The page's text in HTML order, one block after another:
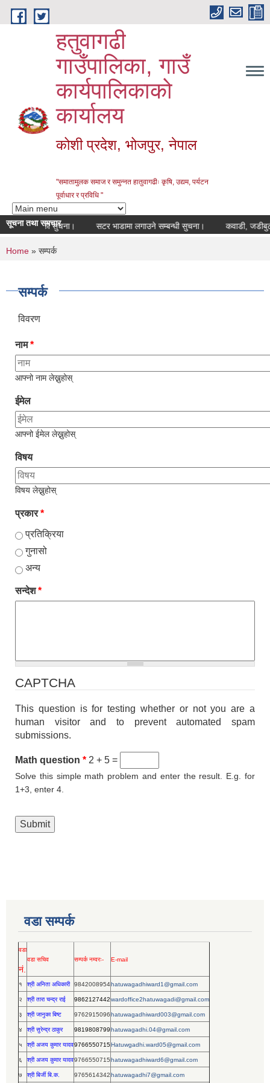
Skip to main content
हतुवागढी
गाउँपालिका, गाउँ
कार्यपालिकाको
कार्यालय
कोशी प्रदेश, भोजपुर, नेपाल
"समातामुलक समाज र समुन्नत हातुवागढीः कृषि, उद्यम, पर्यटन
पूर्वाधार र प्रविधि "
सूचना तथा समचार
आषयको सुचना। सटर भाडामा लगाउने सम्बन्धी सुचना। कवाडी, जडीबुटी
You are here
Home » सम्पर्क
सम्पर्क
विवरण
नाम*
आफ्नो नाम लेख्नुहोस्
ईमेल
आफ्नो ईमेल लेख्नुहोस्
विषय
विषय लेख्नुहोस्
प्रकार*
प्रतिक्रिया
गुनासो
अन्य
सन्देश*
CAPTCHA
This question is for testing whether or not you are a
human visitor and to prevent automated spam
submissions.
Math question * 2 + 5 =
Solve this simple math problem and enter the result. E.g. for
1+3, enter 4.
वडा सम्पर्क
वडा
नं.
वडा सचिव सम्पर्क नम्वरः- E-mail
१ श्री अनिता अधिकारी 9842008954hatuwagadhiward1@gmail.com
२ श्री तारा चन्द्र राई 9862127442wardoffice2hatuwagadi@gmail.com
३ श्री जानुका बिष्ट 9762915096 hatuwagadhiward003@gmail.com
४ श्री सुरेन्द्र ठाकुर 9819808799 hatuwagadhi.04@gmail.com
५ श्री अजय कुमार यादव9766550715Hatuwgadhi.ward05@gmail.com
६ श्री अजय कुमार यादव9766550715 hatuwagadhiward6@gmail.com
७ श्री बिर्जी बि.क. 9765614342 hatuwagadhi7@gmail.com